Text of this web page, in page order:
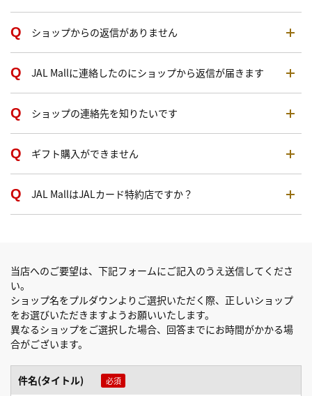
ショップからの返信がありません
JAL Mallに連絡したのにショップから返信が届きます
ショップの連絡先を知りたいです
ギフト購入ができません
JAL MallはJALカード特約店ですか？
当店へのご要望は、下記フォームにご記入のうえ送信してくださ
い。
ショップ名をプルダウンよりご選択いただく際、正しいショップ
をお選びいただきますようお願いいたします。
異なるショップをご選択した場合、回答までにお時間がかかる場
合がございます。
件名(タイトル)